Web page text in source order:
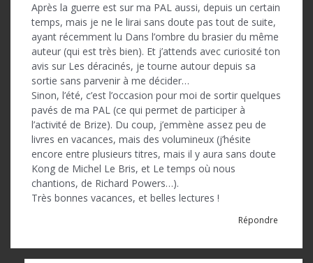
Après la guerre est sur ma PAL aussi, depuis un certain
temps, mais je ne le lirai sans doute pas tout de suite,
ayant récemment lu Dans l’ombre du brasier du même
auteur (qui est très bien). Et j’attends avec curiosité ton
avis sur Les déracinés, je tourne autour depuis sa
sortie sans parvenir à me décider…
Sinon, l’été, c’est l’occasion pour moi de sortir quelques
pavés de ma PAL (ce qui permet de participer à
l’activité de Brize). Du coup, j’emmène assez peu de
livres en vacances, mais des volumineux (j’hésite
encore entre plusieurs titres, mais il y aura sans doute
Kong de Michel Le Bris, et Le temps où nous
chantions, de Richard Powers…).
Très bonnes vacances, et belles lectures !
Répondre